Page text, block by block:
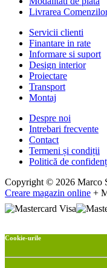
Livrarea
Servicii clienti
Finantare in rate
Informare si suport
Design interior
Proiectare
Transport
Montaj
Despre noi
Intrebari frecvente
Contact
Termeni și condiții
Politică de
Copyright © 2026 Marco
Creare magazin online +
Cookie-urile